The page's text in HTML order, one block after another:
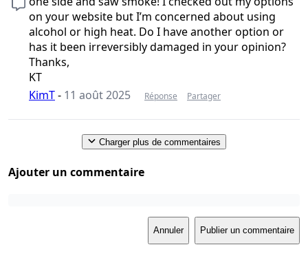
on your website but I’m concerned about using
alcohol or high heat. Do I have another option or
has it been irreversibly damaged in your opinion?
Thanks,
KT
KimT- 11 août 2025 Réponse Partager
Charger plus de commentaires
Ajouter un commentaire
Annuler Publier un commentaire